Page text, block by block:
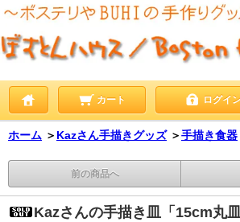
カート ログイ
ホーム ＞ Kazさん手描きグッズ ＞手描き食器
前の商品へ
Kazさんの手描き皿「15cm丸皿